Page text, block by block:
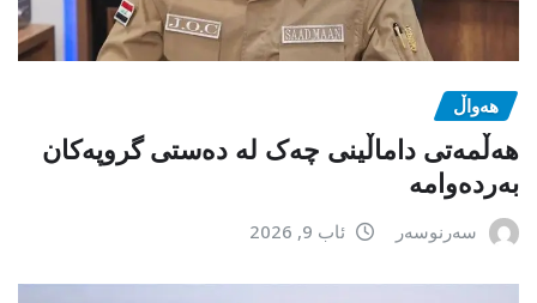
هەواڵ
هەڵمەتی داماڵینی چەک لە دەستی گروپەکان
بەردەوامە
سەرنوسەر ئاب 9, 2026